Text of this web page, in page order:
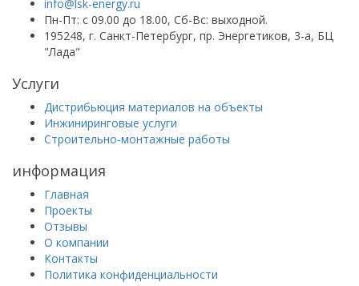
info@lsk-energy.ru
Пн-Пт: с 09.00 до 18.00, Сб-Вс: выходной.
195248, г. Санкт-Петербург, пр. Энергетиков, 3-а, БЦ
"Лада"
Услуги
Дистрибьюция материалов на объекты
Инжиниринговые услуги
Строительно-монтажные работы
информация
Главная
Проекты
Отзывы
О компании
Контакты
Политика конфиденциальности